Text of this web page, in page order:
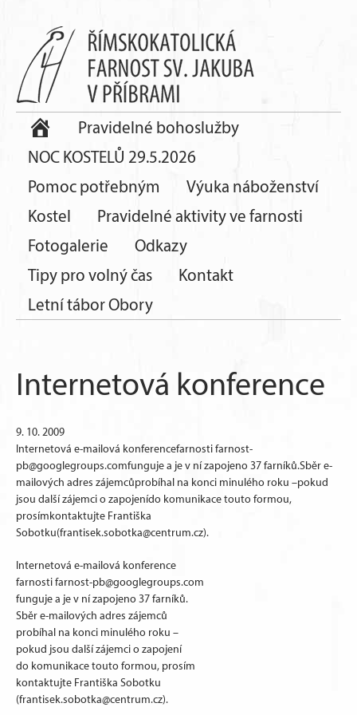
Pravidelné bohoslužby
NOC KOSTELŮ 29.5.2026
Pomoc potřebným
Výuka náboženství
Kostel
Pravidelné aktivity ve farnosti
Fotogalerie
Odkazy
Tipy pro volný čas
Kontakt
Letní tábor Obory
Internetová konference
9. 10. 2009
Internetová e-mailová konferencefarnosti farnost-
pb@googlegroups.comfunguje a je v ní zapojeno 37 farníků.Sběr e-
mailových adres zájemcůprobíhal na konci minulého roku –pokud
jsou další zájemci o zapojenído komunikace touto formou,
prosímkontaktujte Františka
Sobotku(frantisek.sobotka@centrum.cz).
Internetová e-mailová konference
farnosti farnost-pb@googlegroups.com
funguje a je v ní zapojeno 37 farníků.
Sběr e-mailových adres zájemců
probíhal na konci minulého roku –
pokud jsou další zájemci o zapojení
do komunikace touto formou, prosím
kontaktujte Františka Sobotku
(frantisek.sobotka@centrum.cz).